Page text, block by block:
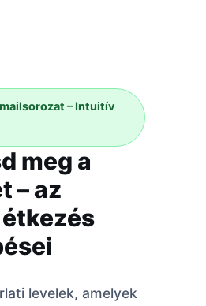
– Intuitív
meg a
– az
levelek, amelyek